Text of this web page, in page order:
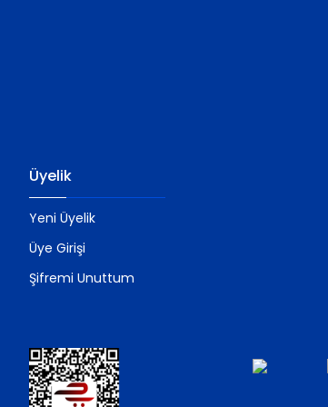
Üyelik
Yeni Üyelik
Üye Girişi
Şifremi Unuttum